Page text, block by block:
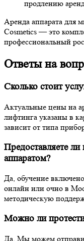
продлению
Аренда аппарата для
Cosmetics — это
профессиональный
Ответы на
Сколько стоит
Актуальные цены на
лифтинга указаны в
зависит от типа
Предоставляете
аппаратом?
Да, обучение
онлайн или очно в
методическую
Можно ли
Да. Мы можем